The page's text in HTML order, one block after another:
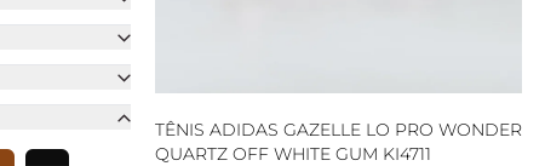
TÊNIS ADIDAS GAZELLE LO PRO WONDER
QUARTZ OFF WHITE GUM KI4711